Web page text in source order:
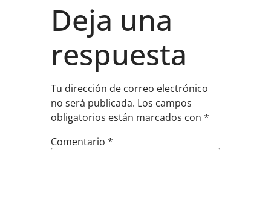
Deja una
respuesta
Tu dirección de correo electrónico
no será publicada. Los campos
obligatorios están marcados con *
Comentario *